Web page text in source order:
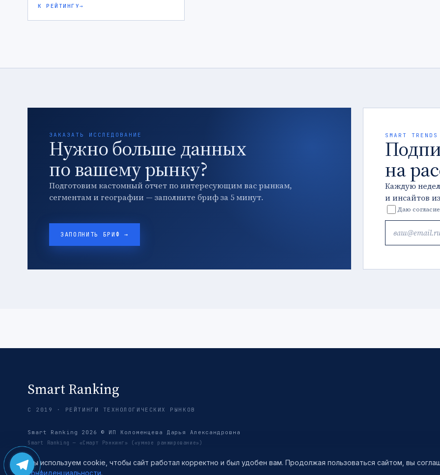
К РЕЙТИНГУ→
ЗАКАЗАТЬ ИССЛЕДОВАНИЕ
Нужно больше данных
по вашему рынку?
Подготовим кастомный отчет по интересующим вас рынкам,
сегментам и географии — заполните бриф за 5 минут.
ЗАПОЛНИТЬ БРИФ →
SMART TRENDS
на
Каждую
и инсайтов
Даю
Smart Ranking
С 2019 · РЕЙТИНГИ ТЕХНОЛОГИЧЕСКИХ РЫНКОВ
Smart Ranking 2026 © ИП Коломенцева Дарья Александровна
Smart Ranking — «Смарт Рэнкинг» («умное ранжирование»)
Мы используем cookie, чтобы сайт работал корректно и был удобен вам. Продолжая пользоваться сайтом, вы
конфиденциальности.